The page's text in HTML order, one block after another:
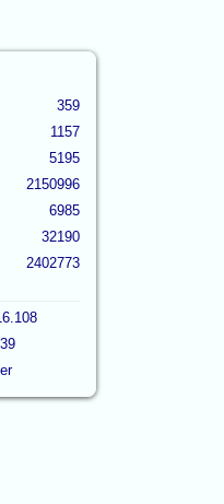
359
1157
5195
2150996
6985
32190
2402773